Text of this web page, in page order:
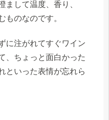
まして温度、香り、
ものなのです。
に注がれてすぐワイン
、ちょっと面白かった
といった表情が忘れら